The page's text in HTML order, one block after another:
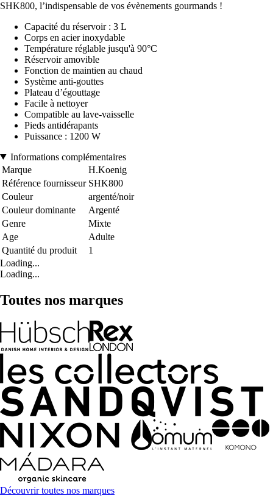
SHK800, l’indispensable de vos évènements gourmands !
Capacité du réservoir : 3 L
Corps en acier inoxydable
Température réglable jusqu'à 90°C
Réservoir amovible
Fonction de maintien au chaud
Système anti-gouttes
Plateau d’égouttage
Facile à nettoyer
Compatible au lave-vaisselle
Pieds antidérapants
Puissance : 1200 W
Informations complémentaires
Marque
H.Koenig
Référence fournisseur SHK800
Couleur
argenté/noir
Couleur dominante
Argenté
Genre
Mixte
Age
Adulte
Quantité du produit
1
Loading...
Loading...
Toutes nos marques
Découvrir toutes nos marques